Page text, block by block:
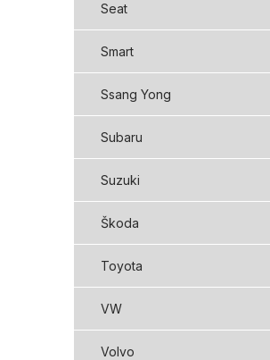
Seat
Smart
Ssang Yong
Subaru
Suzuki
Škoda
Toyota
VW
Volvo